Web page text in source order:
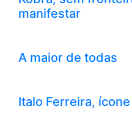
manifestar
A maior de todas
Italo Ferreira,